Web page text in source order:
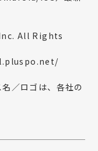
All Rights
／ロゴは、各社の